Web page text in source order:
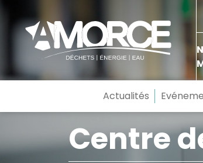
Actualités
Centre